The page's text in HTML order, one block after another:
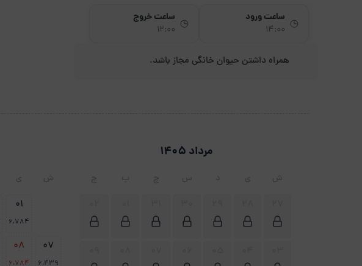
ساعت ورود
14:00
ساعت خروج
12:00
همراه داشتن حیوان خانگی مجاز باشد.
مرداد 1405
ش ی د س چ پ ج ش ی
01
6،784
07
6،439
08
6،784